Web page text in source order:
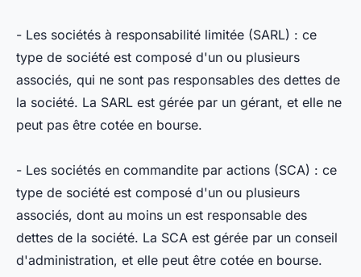
- Les sociétés à responsabilité limitée (SARL) : ce
type de société est composé d'un ou plusieurs
associés, qui ne sont pas responsables des dettes de
la société. La SARL est gérée par un gérant, et elle ne
peut pas être cotée en bourse.
- Les sociétés en commandite par actions (SCA) : ce
type de société est composé d'un ou plusieurs
associés, dont au moins un est responsable des
dettes de la société. La SCA est gérée par un conseil
d'administration, et elle peut être cotée en bourse.